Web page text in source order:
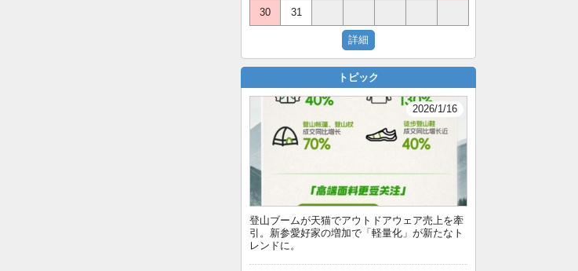
30 31
トピック
2026/1/16
登山ブームが天猫でアウトドアウェア売上を牽
引。新参愛好家の増加で「軽量化」が新たなト
レンドに。